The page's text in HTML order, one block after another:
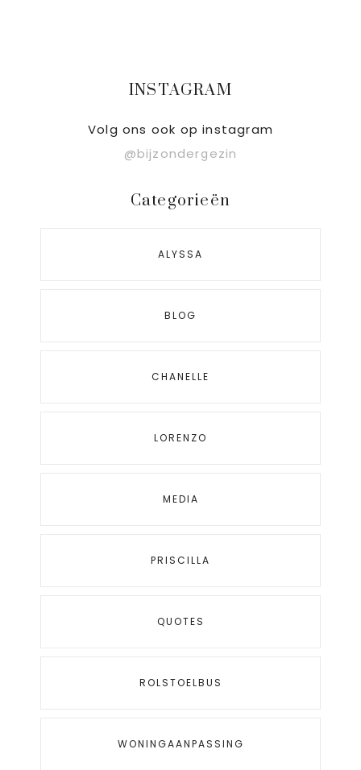
Primaire
Sidebar
INSTAGRAM
Volg ons ook op instagram
@bijzondergezin
Categorieën
ALYSSA
BLOG
CHANELLE
LORENZO
MEDIA
PRISCILLA
QUOTES
ROLSTOELBUS
WONINGAANPASSING